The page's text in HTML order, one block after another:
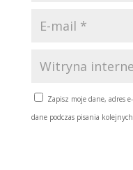
Zapisz moje dane, adres
dane podczas pisania